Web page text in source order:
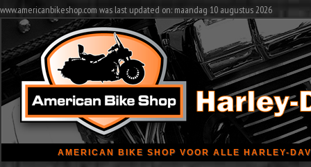
www.americanbikeshop.com was last updated on: maandag 10 augustus 2026
AMERICAN BIKE SHOP VOOR ALLE HARLEY-